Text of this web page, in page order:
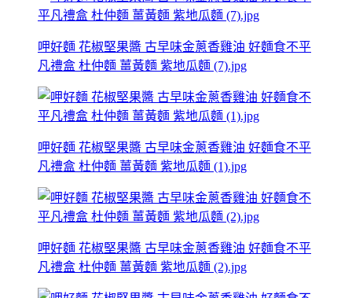
呷好麵 花椒堅果醬 古早味金蔥香雞油 好麵食不平
凡禮盒 杜仲麵 薑黃麵 紫地瓜麵 (7).jpg
呷好麵 花椒堅果醬 古早味金蔥香雞油 好麵食不平
凡禮盒 杜仲麵 薑黃麵 紫地瓜麵 (1).jpg
呷好麵 花椒堅果醬 古早味金蔥香雞油 好麵食不平
凡禮盒 杜仲麵 薑黃麵 紫地瓜麵 (2).jpg